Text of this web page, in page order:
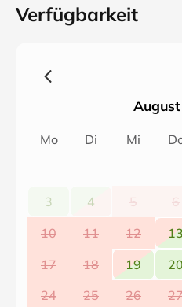
Verfügbarkeit
Mo Di Mi
3
4 5 6
10
11 12 13
17
18 19 20
24
25 26